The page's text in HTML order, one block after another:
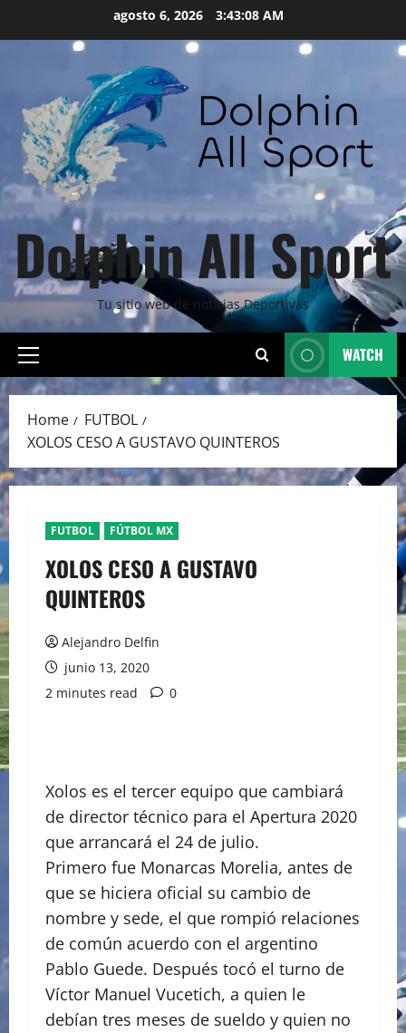
agosto 6, 2026 3:43:09 AM
Dolphin All Sport
Tu sitio web de noticias Deportivas
Primary
Menu
WATCH
Home
FUTBOL
XOLOS CESO A GUSTAVO QUINTEROS
FUTBOL FÚTBOL MX
XOLOS CESO A GUSTAVO
QUINTEROS
Alejandro Delfin
junio 13, 2020
2 minutes read
0
Xolos es el tercer equipo que cambiará
de director técnico para el Apertura 2020
que arrancará el 24 de julio.
Primero fue Monarcas Morelia, antes de
que se hiciera oficial su cambio de
nombre y sede, el que rompió relaciones
de común acuerdo con el argentino
Pablo Guede. Después tocó el turno de
Víctor Manuel Vucetich, a quien le
debían tres meses de sueldo y quien no